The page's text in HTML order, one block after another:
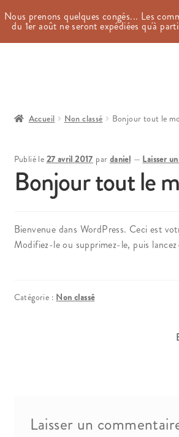
Nous prenons quelques congés... Les
du 1er août ne seront expédiées qu'à
navigation
Aji Manager
Commande
Conditions Générales d’Utilisation
Conditions générales de ventes
Mon compte
Accueil Non classé Bonjour tout le
Publié le 27 avril 2017 par daniel — Laisser
Bonjour tout le
Bienvenue dans WordPress. Ceci est
Modifiez-le ou supprimez-le, puis
Catégorie : Non classé
Laisser un